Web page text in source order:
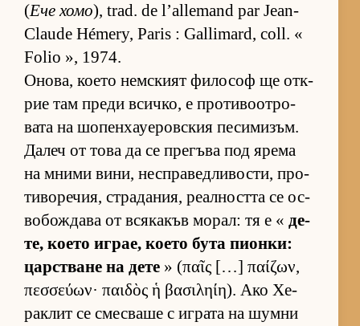
(Ече хомо), trad. de l’allemand par Jean-
Claude Hémery, Paris : Gallimard, coll. «
Folio », 1974.
Оно­ва, ко­ето нем­с­кият фи­ло­соф ще от­к­
рие там преди всич­ко, е про­ти­во­от­ро­
вата на шо­пен­ха­уе­ров­с­кия пе­си­ми­зъм.
Да­леч от това да се пре­гъва под ярема
на мними ви­ни, нес­п­ра­вед­ли­вос­ти, про­
ти­во­ре­чия, стра­да­ния, ре­ал­ността се ос­
во­бож­дава от вся­ка­къв мо­рал: тя е « де­
те, ко­ето иг­рае, ко­ето бута пи­он­ки:
цар­с­т­ване на дете » (παῖς […] παίζων,
πεσσεύων· παιδὸς ἡ βασιληίη). Ако Хе­
рак­лит се смес­ваше с иг­рата на шумни